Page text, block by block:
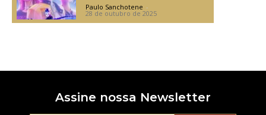
Paulo Sanchotene -
28 de outubro de 2025
Assine nossa Newsletter